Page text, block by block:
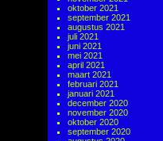
oktober 2021
september 2021
augustus 2021
juli 2021
juni 2021
mei 2021
april 2021
maart 2021
februari 2021
januari 2021
december 2020
november 2020
oktober 2020
september 2020